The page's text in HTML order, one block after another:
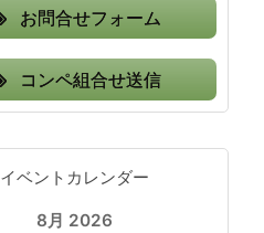
お問合せフォーム
コンペ組合せ送信
イベントカレンダー
8月 2026